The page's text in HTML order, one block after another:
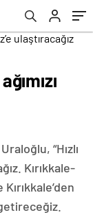
“Hızlı
Kırıkkale-